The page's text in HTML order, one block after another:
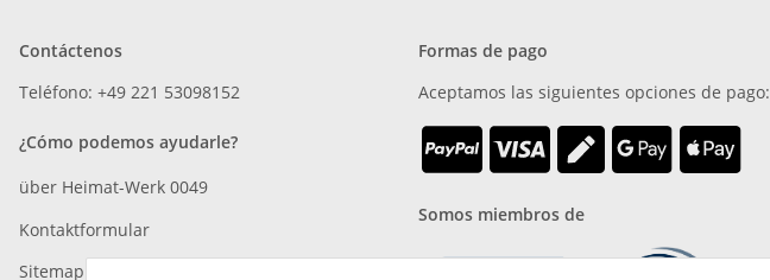
Contáctenos
Teléfono: +49 221 53098152
¿Cómo podemos ayudarle?
über Heimat-Werk 0049
Kontaktformular
Sitemap
Formas de pago
Aceptamos las siguientes opciones de pago:
Somos miembros de